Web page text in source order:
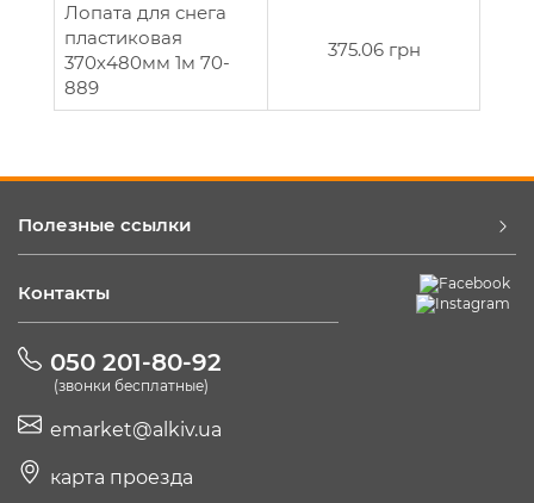
Лопата для снега
пластиковая
370х480мм 1м 70-
889
375.06 грн
Полезные ссылки
Контакты
050 201-80-92
(звонки бесплатные)
emarket@alkiv.ua
карта проезда